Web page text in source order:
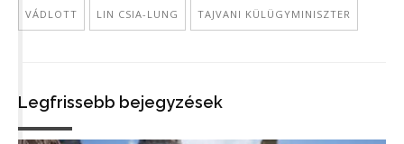
VÁDLOTT LIN CSIA-LUNG TAJVANI KÜLÜGYMINISZTER
Legfrissebb bejegyzések